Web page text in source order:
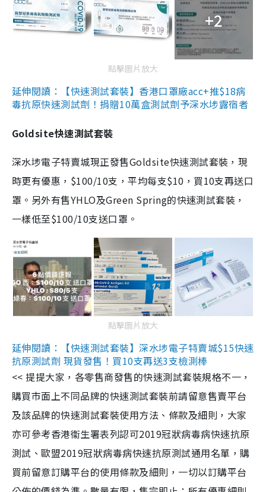
+2
點擊圖片放大
延伸閱讀：【快速測試套裝】香港口罩廠acc+推$18病
毒抗原快速測試劑！捐贈10萬盒測試劑予深水埗露宿者
Goldsite快速測試套裝
深水埗電子特賣城現正發售Goldsite快速測試套裝，現
時更有優惠，$100/10支，平均每支$10，買10支再送口
罩。另外有售YHLO及Green Spring的快速測試套裝，
一樣低至$100/10支送口罩。
點擊圖片放大
延伸閱讀：【快速測試套裝】深水埗電子特賣城$15快速
抗原測試劑 現貨發售！買10支再送3支檢測棒
<< 提提大家，各零售商發售的快速測試套裝規格不一，
購買市面上不同品牌的快速測試套裝前請留意售賣平台
及該品牌的快速測試套裝使用方法、條款及細則，大家
亦可參考香港衞生署表列認可2019冠狀病毒病快速抗原
測試、歐盟2019冠狀病毒病快速抗原測試通用名單，購
買前留意訂購平台的使用條款及細則，一切以訂購平台